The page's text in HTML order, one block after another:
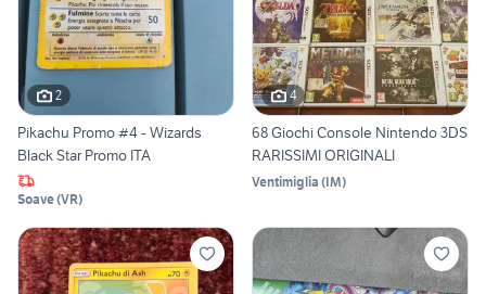
2
Pikachu Promo #4 - Wizards
Black Star Promo ITA
Soave(VR)
4
68 Giochi Console Nintendo 3DS
RARISSIMI ORIGINALI
Ventimiglia (IM)